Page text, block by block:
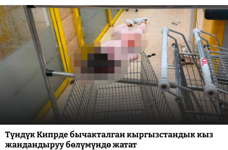
Түндүк Кипрде бычакталган кыргызстандык кыз
жандандыруу бөлүмүндө жатат